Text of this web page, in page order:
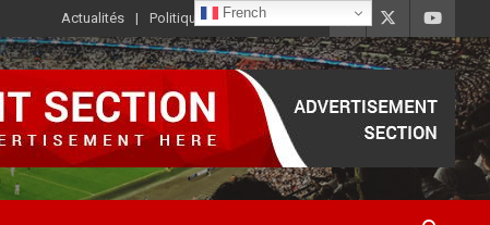
Actualités Politique de Confidentialité
French